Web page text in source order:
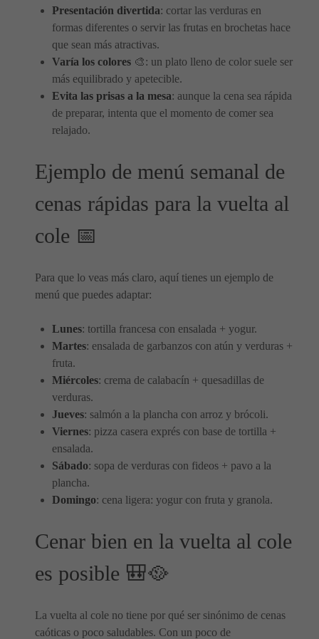
Presentación divertida: cortar las verduras en
formas diferentes o servir las frutas en brochetas hace
que sean más atractivas.
Varía los colores 🎨: un plato lleno de color suele ser
más equilibrado y apetecible.
Evita las prisas a la mesa: aunque la cena sea rápida
de preparar, intenta que el momento de comer sea
relajado.
Ejemplo de menú semanal de
cenas rápidas para la vuelta al
cole 📅
Para que lo veas más claro, aquí tienes un ejemplo de
menú que puedes adaptar:
Lunes: tortilla francesa con ensalada + yogur.
Martes: ensalada de garbanzos con atún y verduras +
fruta.
Miércoles: crema de calabacín + quesadillas de
verduras.
Jueves: salmón a la plancha con arroz y brócoli.
Viernes: pizza casera exprés con base de tortilla +
ensalada.
Sábado: sopa de verduras con fideos + pavo a la
plancha.
Domingo: cena ligera: yogur con fruta y granola.
Cenar bien en la vuelta al cole
es posible 🎒🥘
La vuelta al cole no tiene por qué ser sinónimo de cenas
caóticas o poco saludables. Con un poco de